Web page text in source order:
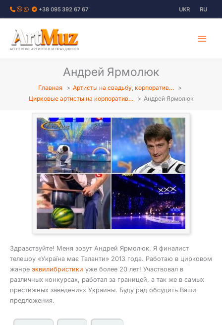
Перейти
+38 095 392 67 67 UKR RU
АГЕНТСТВО АРТИСТОВ И ПРАЗДНИКОВ
Андрей Ярмолюк
Главная
Артисты на свадьбу, корпоратив…
Цирковые артисты на корпоратив…
Андрей Ярмолюк
Здравствуйте! Меня зовут Андрей Ярмолюк. Я финалист
телешоу «Україна має Таланти» 2013 года. Работаю в цирковом
жанре эквилибристики уже более 20 лет! Участвовал в
различных конкурсах, работал за границей, а так же в самых
престижных заведениях Украины. Буду рад обсудить Ваши
предложения.